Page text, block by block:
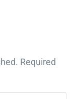
Required